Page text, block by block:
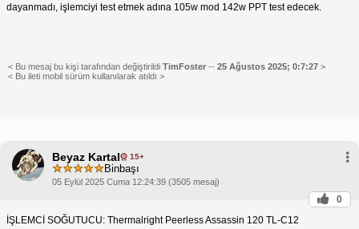
dayanmadı, işlemciyi test etmek adına 105w mod 142w PPT test edecek.
< Bu mesaj bu kişi tarafından değiştirildi TimFoster -- 25 Ağustos 2025; 0:7:27 >
< Bu ileti mobil sürüm kullanılarak atıldı >
Beyaz Kartal 15+
Binbaşı
05 Eylül 2025 Cuma 12:24:39 (3505 mesaj)
0
İŞLEMCİ SOĞUTUCU: Thermalright Peerless Assassin 120 TL-C12